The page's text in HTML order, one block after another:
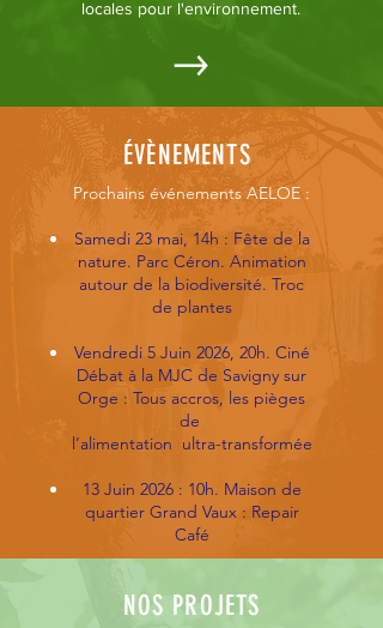
locales pour l'environnement.
ÉVÈNEMENTS
Prochains événements AELOE :
Samedi 23 mai, 14h : Fête de la
nature. Parc Céron. Animation
autour de la biodiversité. Troc
de plantes
Vendredi 5 Juin 2026, 20h. Ciné
Débat à la MJC de Savigny sur
Orge : Tous accros, les pièges
de
l’alimentation ultra-transformée
13 Juin 2026 : 10h. Maison de
quartier Grand Vaux : Repair
Café
NOS PROJETS